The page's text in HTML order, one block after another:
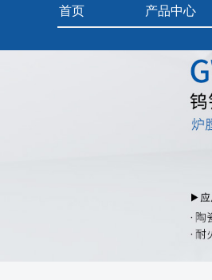
首页 产品中心
燃
热
先
实
首页> 产品中心 >硅钼棒>